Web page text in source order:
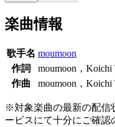
楽曲情報
歌手名 moumoon
作詞
moumoon，Koichi
作曲
moumoon，Koichi
※対象楽曲の最新の配信
ービスにて十分にご確認